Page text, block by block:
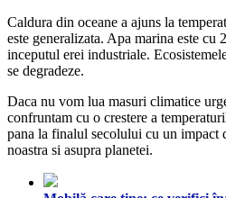
Caldura din oceane a ajuns la
este generalizata. Apa marina este cu
inceputul erei industriale.
se degradeze.
Daca nu vom lua masuri climatice
confruntam cu o crestere a
pana la finalul secolului cu un impact
noastra si asupra planetei.